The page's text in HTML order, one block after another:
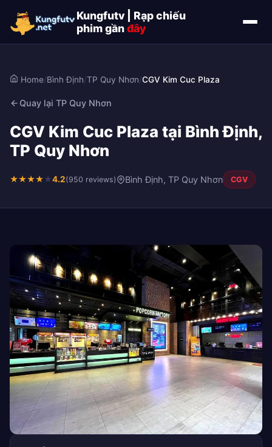
Kungfutv | Rạp chiếu
phim gầnđây
Home/Bình Định/TP Quy Nhơn/CGV Kim Cuc Plaza
Quay lại TP Quy Nhơn
CGV Kim Cuc Plaza tại Bình Định,
TP Quy Nhơn
★★★★★4.2(950 reviews) Bình Định, TP Quy Nhơn CGV